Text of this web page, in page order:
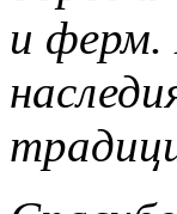
и ферм.